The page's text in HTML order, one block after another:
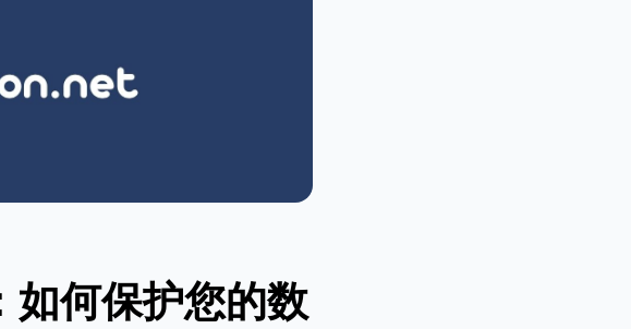
何保护您的数